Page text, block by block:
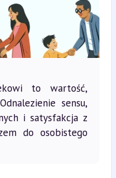
to wartość,
sensu,
i satysfakcja z
do osobistego